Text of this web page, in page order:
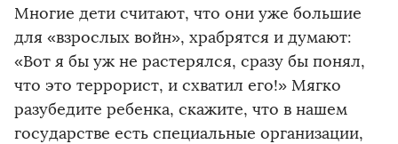
Многие дети считают, что они уже большие
для «взрослых войн», храбрятся и думают:
«Вот я бы уж не растерялся, сразу бы понял,
что это террорист, и схватил его!» Мягко
разубедите ребенка, скажите, что в нашем
государстве есть специальные организации,